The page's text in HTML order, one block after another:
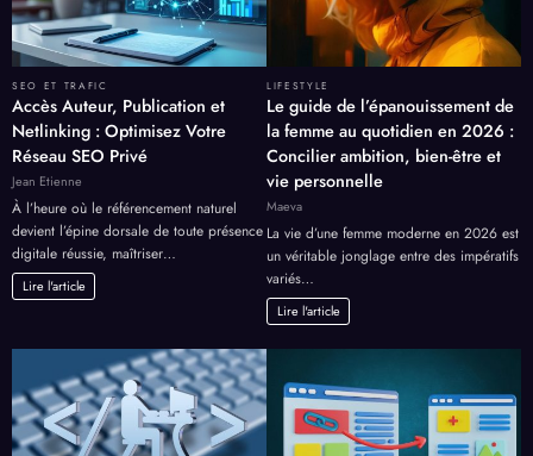
SEO ET TRAFIC
Accès Auteur, Publication et
Netlinking : Optimisez Votre
Réseau SEO Privé
Jean Etienne
À l’heure où le référencement naturel
devient l’épine dorsale de toute présence
digitale réussie, maîtriser…
Lire l'article
LIFESTYLE
Le guide de l’épanouissement de
la femme au quotidien en 2026 :
Concilier ambition, bien-être et
vie personnelle
Maeva
La vie d’une femme moderne en 2026 est
un véritable jonglage entre des impératifs
variés…
Lire l'article